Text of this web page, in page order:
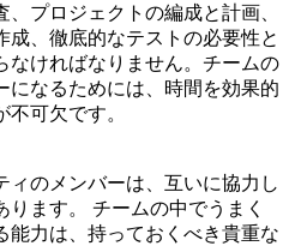
、プロジェクトの編成と計画、
成、徹底的なテストの必要性と
なければなりません。チームの
になるためには、時間を効果的
可欠です。
ィのメンバーは、互いに協力し
ます。
チームの中でうまく
能力は、持っておくべき貴重な